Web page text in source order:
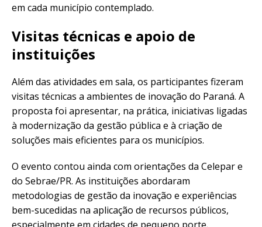
em cada município contemplado.
Visitas técnicas e apoio de
instituições
Além das atividades em sala, os participantes fizeram
visitas técnicas a ambientes de inovação do Paraná. A
proposta foi apresentar, na prática, iniciativas ligadas
à modernização da gestão pública e à criação de
soluções mais eficientes para os municípios.
O evento contou ainda com orientações da Celepar e
do Sebrae/PR. As instituições abordaram
metodologias de gestão da inovação e experiências
bem-sucedidas na aplicação de recursos públicos,